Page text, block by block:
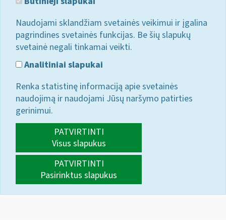
Naudojami sklandžiam svetainės veikimui ir įgalina
pagrindines svetainės funkcijas. Be šių slapukų
svetainė negali tinkamai veikti.
Analitiniai slapukai
Renka statistinę informaciją apie svetainės
naudojimą ir naudojami Jūsų naršymo patirties
gerinimui.
PATVIRTINTI
Visus slapukus
PATVIRTINTI
Pasirinktus slapukus